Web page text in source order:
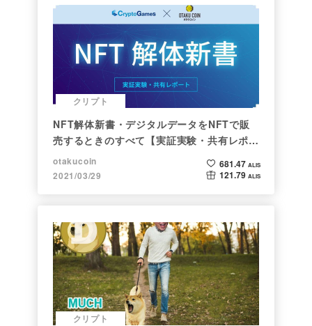
クリプト
NFT解体新書・デジタルデータをNFTで販
売するときのすべて【実証実験・共有レポー
ト】
otakucoin
2021/03/29
681.47 ALIS
121.79 ALIS
クリプト